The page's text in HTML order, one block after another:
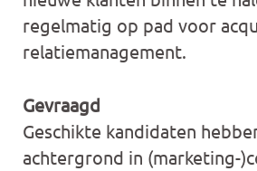
regelmatig op pad voor
relatiemanagement.
Gevraagd
Geschikte kandidaten
achtergrond in (marketing-